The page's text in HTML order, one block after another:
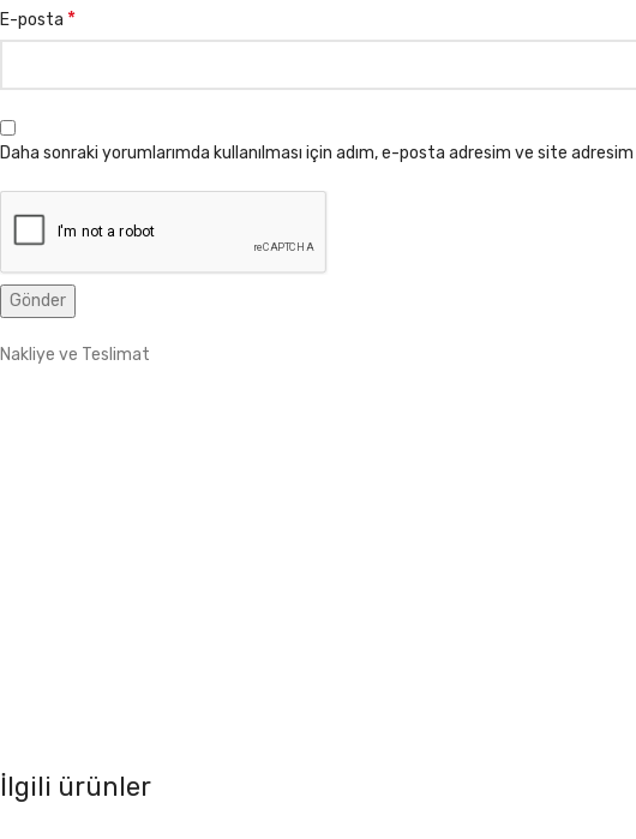
E-posta *
Daha sonraki yorumlarımda kullanılması için adım, e-posta adresim ve site
Nakliye ve Teslimat
İlgili ürünler